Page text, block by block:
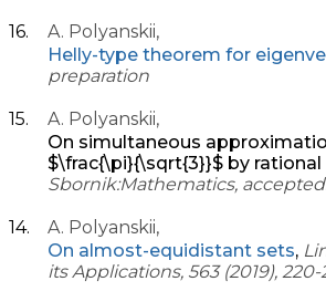
A. Polyanskii,
Helly-type theorem for
preparation
A. Polyanskii,
On simultaneous
$\frac{\pi}{\sqrt{3}}$ by rational
Sbornik:Mathematics,
A. Polyanskii,
On almost-equidistant sets,
its Applications, 563 (2019), 220-